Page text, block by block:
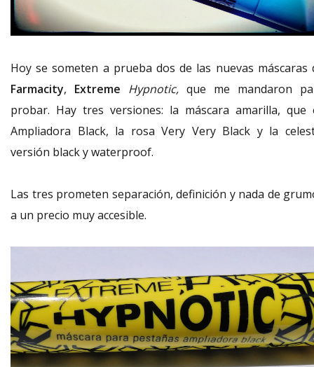
Hoy se someten a prueba dos de las nuevas máscaras
Farmacity, Extreme Hypnotic, que me mandaron
probar. Hay tres versiones: la máscara amarilla, que
Ampliadora Black, la rosa Very Very Black y la
versión black y waterproof.
Las tres prometen separación, definición y nada de
a un precio muy accesible.